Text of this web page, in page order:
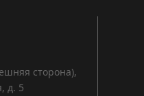
сторона),
д. 5